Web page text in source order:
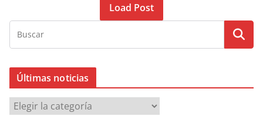
Load Post
Últimas noticias
Ú
l